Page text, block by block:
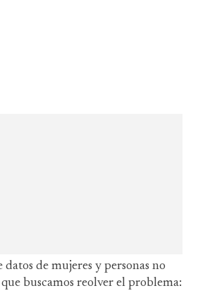
datos de mujeres y personas no
buscamos reolver el problema: